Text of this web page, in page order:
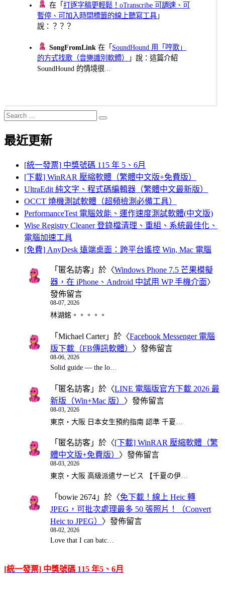
在「打逐字稿更輕鬆！oTranscribe 可調速、可
暫停、可加入時間標籤的線上聽寫工具 」
說：？？？
SongFromLink 在「 SoundHound 用「哼歌」
的方式找歌（音樂識別軟體）
」說：這篇介紹
SoundHound 的情境很...
Search
for:
Search
最近更新
[統一發票] 中獎號碼 115 年 5、6月
[下載] WinRAR 壓縮軟體（繁體中文版+免費版）
UltraEdit 純文字、程式碼編輯器（繁體中文最新版）
OCCT 燒機測試軟體（超頻檢測必備工具）
PerformanceTest 電腦效能、運作速度測試軟體(中文版)
Wise Registry Cleaner 登錄檔清理、重組、系統最佳化、
電腦加速工具
[免費] AnyDesk 遠端桌面：跨平台遙控 Win, Mac 電腦
「 匿名訪客 」於〈Windows Phone 7.5 芒果模擬
器，在 iPhone、Android 中試用 WP 手機介面〉
發佈留言
08-07, 2026
林湖銘。。。。。
「 Michael Carter」於〈Facebook Messenger 電腦
版下載（FB傳訊軟體） 〉發佈留言
08-06, 2026
Solid guide — the lo…
「 匿名訪客 」於〈LINE 電腦版官方下載 2026 最
新版（Win+Mac 版） 〉發佈留言
08-03, 2026
東京・大阪 日本女生預約指南 認準 千夏…
「 匿名訪客 」於〈[下載] WinRAR 壓縮軟體（繁
體中文版+免費版） 〉發佈留言
08-03, 2026
東京・大阪 高級派遣サービス 【千夏の伊…
「 bowie 2674 」於〈免下載！線上 Heic 轉
JPEG，可批次處理最多 50 張照片！（Convert
Heic to JPEG） 〉發佈留言
08-02, 2026
Love that I can batc…
[統一發票] 中獎號碼 115 年5、6月